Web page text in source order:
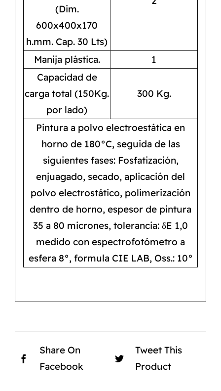
(Dim.
600x400x170
h.mm. Cap. 30 Lts)
Manija plástica.
1
Capacidad de
carga total (150Kg.
por lado)
300 Kg.
Pintura a polvo electroestática en
horno de 180°C, seguida de las
siguientes fases: Fosfatización,
enjuagado, secado, aplicación del
polvo electrostático, polimerización
dentro de horno, espesor de pintura
35 a 80 micrones, tolerancia: δE 1,0
medido con espectrofotómetro a
esfera 8°, formula CIE LAB, Oss.: 10°
Share On
Facebook
Tweet This
Product